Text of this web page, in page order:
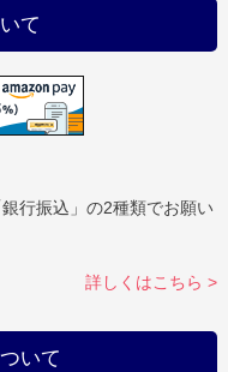
て
行振込」の2種類でお願い
詳しくはこちら >
いて